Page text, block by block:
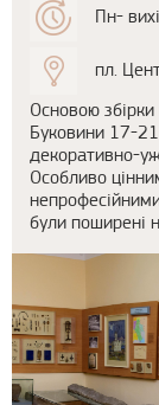
Пн-
пл.
Основою збірки
Буковини 17-21
декоративно-
Особливо
були поширені